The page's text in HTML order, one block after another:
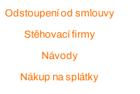
Odstoupení od smlouvy
Stěhovací firmy
Návody
Nákup na splátky